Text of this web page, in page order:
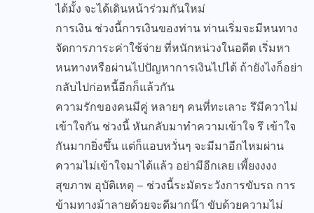
ได้มั้ง จะได้เดินหน้าร่วมกันใหม่
การเงิน ช่วงนี้การเงินของท่าน ท่านเริ่มจะมีหนทาง
จัดการภาระค่าใช้จ่าย ที่หนักหน่วงในอดีต เริ่มหา
หนทางหรือผ่านไปปัญหาการเงินไปได้ ถ้ายังไงก็อย่า
กลับไปก่อหนี้อีกก็แล้วกัน
ความรักของคนมีคู่ หลายๆ คนที่ทะเลาะ รึมีควาไม่
เข้าใจกัน ช่วงนี้ หันกลับมาทำความเข้าใจ รึ เข้าใจ
กันมากยิ่งขึ้น แต่ก็แอบหวั่นๆ จะมีมาอีกไหมผ่าน
ความไม่เข้าใจมาได้แล้ว อย่ามีอีกเลย เพี้ยงงงง
สุขภาพ อุบัติเหตุ – ช่วงนี้ระมัดระวังการขับรถ การ
ข้ามทางม้าลายด้วยจะดีมากน๊า ขับด้วยความไม่